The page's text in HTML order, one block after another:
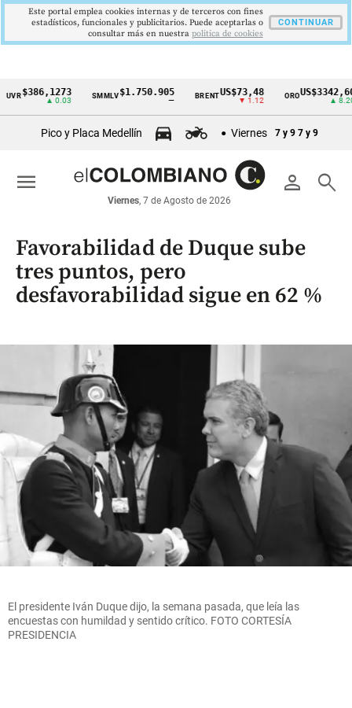
Cintillo
económicos
Colombia
$386,1273
▲ 0.03
SMMLV$1.750.905 BRENTUS$73,48
▼ 1.12
US$3342,60
▲ 8.20
Pico y Placa Medellín Viernes 7 y 9 7 y 9
person search
Viernes, 7 de Agosto de 2026
menu
Favorabilidad de Duque sube
tres puntos, pero
desfavorabilidad sigue en 62 %
El presidente Iván Duque dijo, la semana pasada, que leía las
encuestas con humildad y sentido crítico. FOTO CORTESÍA
PRESIDENCIA
Este portal emplea cookies internas y de terceros con fines
estadísticos, funcionales y publicitarios. Puede aceptarlas o
consultar más en nuestra politica de cookies
CONTINUAR